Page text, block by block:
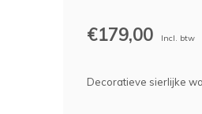
€179,00 Incl. btw
Decoratieve sierlijke